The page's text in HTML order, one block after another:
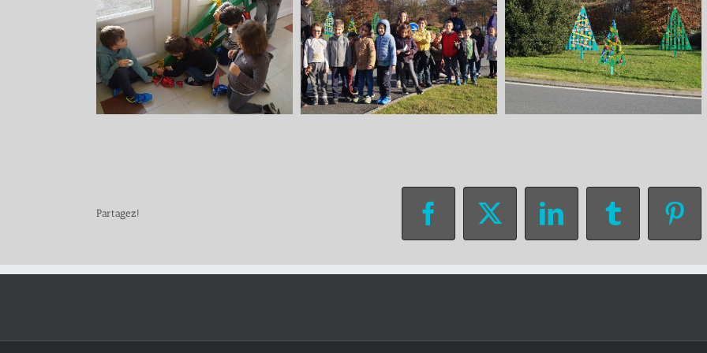
Partagez! Facebook
X LinkedInTumblr